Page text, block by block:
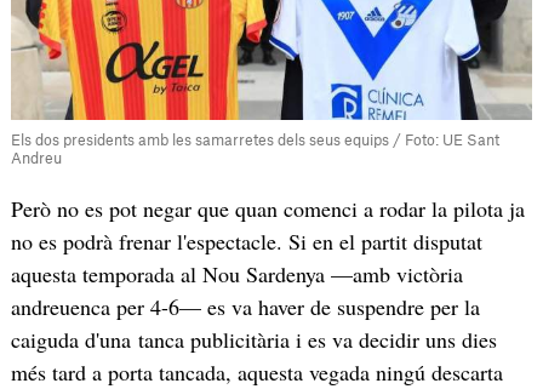
Els dos presidents amb les samarretes dels seus equips / Foto: UE Sant
Andreu
Però no es pot negar que quan comenci a rodar la pilota ja
no es podrà frenar l'espectacle. Si en el partit disputat
aquesta temporada al Nou Sardenya —amb victòria
andreuenca per 4-6— es va haver de suspendre per la
caiguda d'una tanca publicitària i es va decidir uns dies
més tard a porta tancada, aquesta vegada ningú descarta